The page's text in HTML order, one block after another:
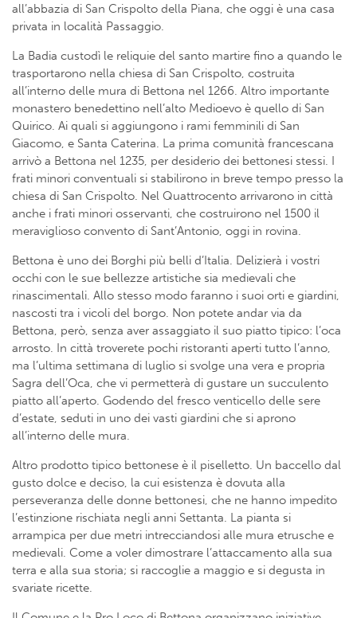
all’abbazia di San Crispolto della Piana, che oggi è una casa
privata in località Passaggio.
La Badia custodì le reliquie del santo martire fino a quando le
trasportarono nella chiesa di San Crispolto, costruita
all’interno delle mura di Bettona nel 1266. Altro importante
monastero benedettino nell’alto Medioevo è quello di San
Quirico. Ai quali si aggiungono i rami femminili di San
Giacomo, e Santa Caterina. La prima comunità francescana
arrivò a Bettona nel 1235, per desiderio dei bettonesi stessi. I
frati minori conventuali si stabilirono in breve tempo presso la
chiesa di San Crispolto. Nel Quattrocento arrivarono in città
anche i frati minori osservanti, che costruirono nel 1500 il
meraviglioso convento di Sant’Antonio, oggi in rovina.
Bettona è uno dei Borghi più belli d’Italia. Delizierà i vostri
occhi con le sue bellezze artistiche sia medievali che
rinascimentali. Allo stesso modo faranno i suoi orti e giardini,
nascosti tra i vicoli del borgo. Non potete andar via da
Bettona, però, senza aver assaggiato il suo piatto tipico: l’oca
arrosto. In città troverete pochi ristoranti aperti tutto l’anno,
ma l’ultima settimana di luglio si svolge una vera e propria
Sagra dell’Oca, che vi permetterà di gustare un succulento
piatto all’aperto. Godendo del fresco venticello delle sere
d’estate, seduti in uno dei vasti giardini che si aprono
all’interno delle mura.
Altro prodotto tipico bettonese è il piselletto. Un baccello dal
gusto dolce e deciso, la cui esistenza è dovuta alla
perseveranza delle donne bettonesi, che ne hanno impedito
l’estinzione rischiata negli anni Settanta. La pianta si
arrampica per due metri intrecciandosi alle mura etrusche e
medievali. Come a voler dimostrare l’attaccamento alla sua
terra e alla sua storia; si raccoglie a maggio e si degusta in
svariate ricette.